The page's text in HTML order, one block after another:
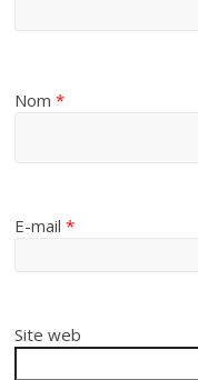
Nom*
E-mail*
Site web